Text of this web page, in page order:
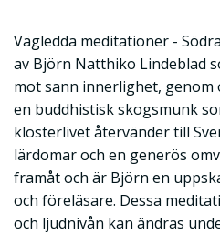
Vägledda meditationer -
av Björn Natthiko Lindeblad
mot sann innerlighet,
en buddhistisk skogsmunk
klosterlivet återvänder till
lärdomar och en generös
framåt och är Björn en
och föreläsare. Dessa
och ljudnivån kan ändras